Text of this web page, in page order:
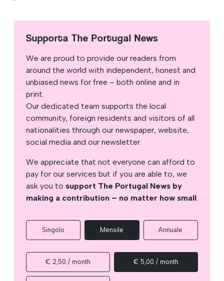
Supporta The Portugal News
We are proud to provide our readers from
around the world with independent, honest and
unbiased news for free – both online and in
print.
Our dedicated team supports the local
community, foreign residents and visitors of all
nationalities through our newspaper, website,
social media and our newsletter.
We appreciate that not everyone can afford to
pay for our services but if you are able to, we
ask you to support The Portugal News by
making a contribution – no matter how small.
Singolo Mensile Annuale
€ 2,50 / month € 5,00 / month